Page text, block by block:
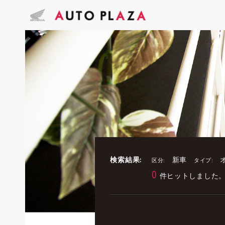
検索結果: 区分: 新車 タイプ:
0 件ヒットしました。